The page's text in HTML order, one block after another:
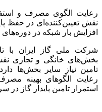
رعایت الگوی مصرف و
نقش تعیین‌کننده‌ای در حفظ
افزایش بار شبکه در
شرکت ملی گاز ایران با
بخش‌های خانگی و تجاری
تامین نیاز سایر بخش‌ها
رعایت الگوهای بهینه
استمرار تامین پایدار گاز